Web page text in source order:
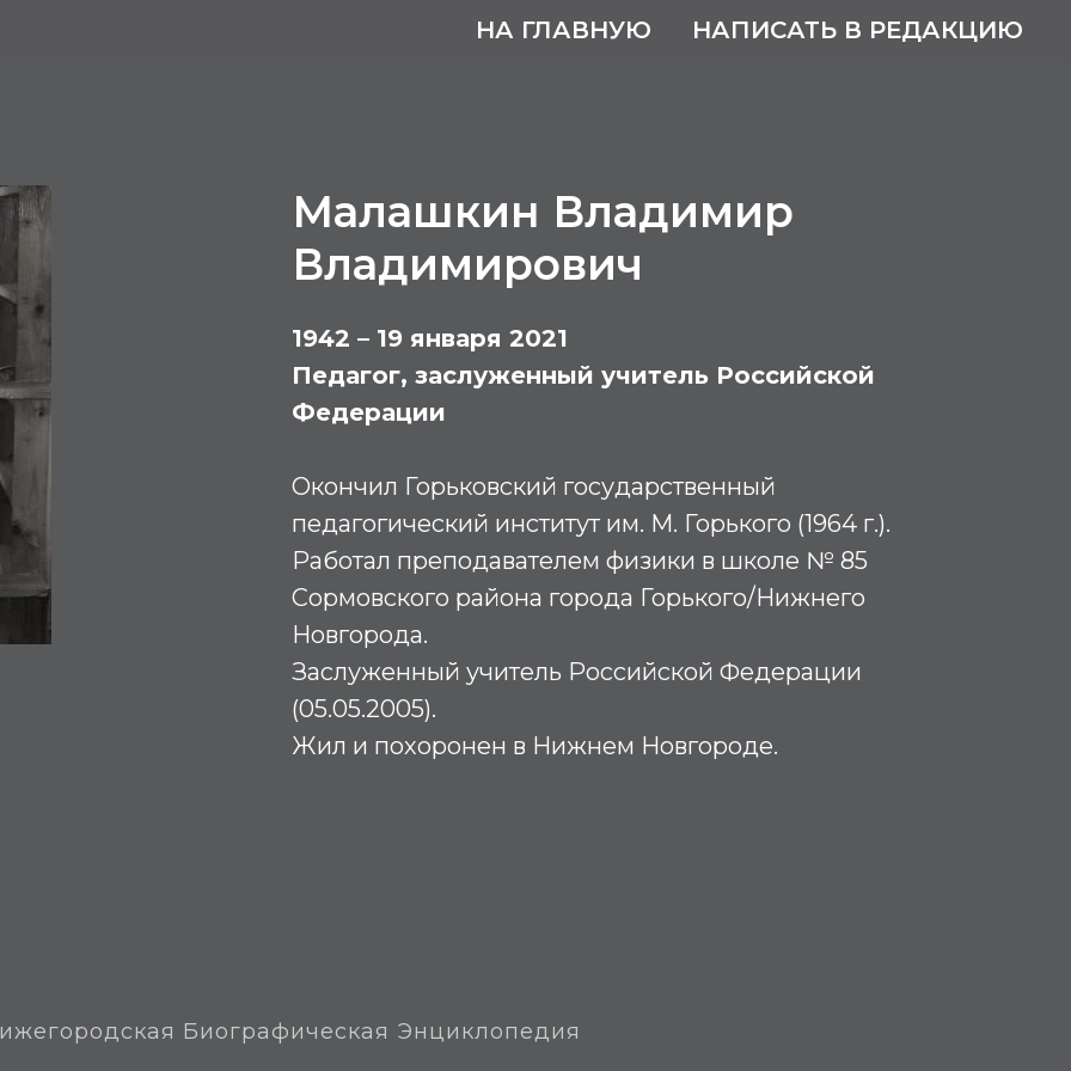
НА ГЛАВНУЮ НАПИСАТЬ В РЕДАКЦИЮ
Малашкин Владимир
Владимирович
1942 – 19 января 2021
Педагог, заслуженный учитель Российской
Федерации
Окончил Горьковский государственный
педагогический институт им. М. Горького (1964 г.).
Работал преподавателем физики в школе № 85
Сормовского района города Горького/Нижнего
Новгорода.
Заслуженный учитель Российской Федерации
(05.05.2005).
Жил и похоронен в Нижнем Новгороде.
Биографическая Энциклопедия